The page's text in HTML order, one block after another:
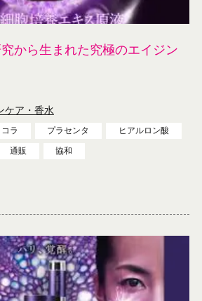
から生まれた究極のエイジン
ケア・香水
ラ プラセンタ ヒアルロン酸
通販 協和